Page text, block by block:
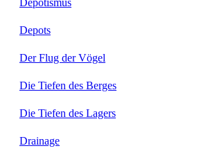
Depotismus
Depots
Der Flug der Vögel
Die Tiefen des Berges
Die Tiefen des Lagers
Drainage